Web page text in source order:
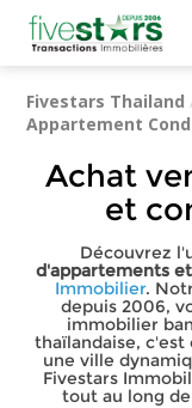
Fivestars Thailand
Appartement
Achat
et
Découvrez
d'appartements
Immobilier.
depuis 2006,
immobilier
thaïlandaise, c'est
une ville
Fivestars
tout au long